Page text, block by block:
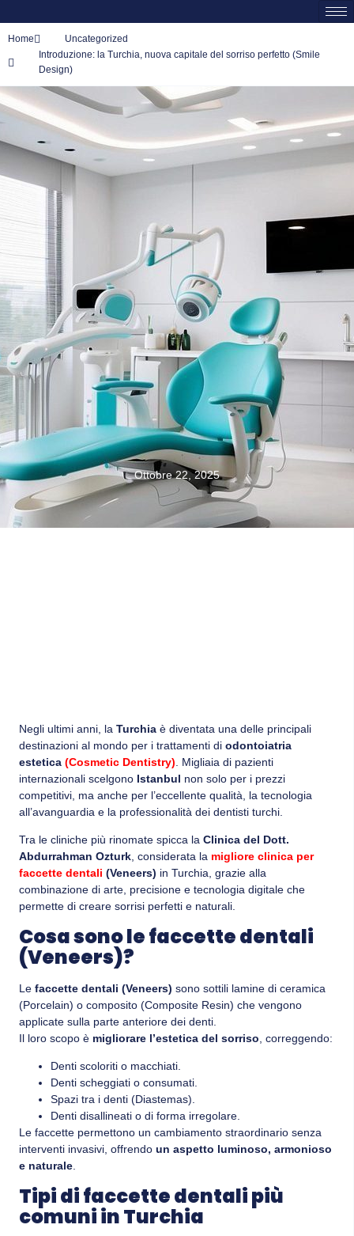
Home
Uncategorized
Introduzione: la Turchia, nuova capitale del sorriso perfetto (Smile
Design)
Ottobre 22, 2025
Negli ultimi anni, la Turchia è diventata una delle principali
destinazioni al mondo per i trattamenti di odontoiatria
estetica (Cosmetic Dentistry) . Migliaia di pazienti
internazionali scelgono Istanbul non solo per i prezzi
competitivi, ma anche per l’eccellente qualità, la tecnologia
all’avanguardia e la professionalità dei dentisti turchi.
Tra le cliniche più rinomate spicca la Clinica del Dott.
Abdurrahman Ozturk, considerata la migliore clinica per
faccette dentali (Veneers) in Turchia, grazie alla
combinazione di arte, precisione e tecnologia digitale che
permette di creare sorrisi perfetti e naturali.
Cosa sono le faccette dentali
(Veneers)?
Le faccette dentali (Veneers) sono sottili lamine di ceramica
(Porcelain) o composito (Composite Resin) che vengono
applicate sulla parte anteriore dei denti.
Il loro scopo è migliorare l’estetica del sorriso , correggendo:
Denti scoloriti o macchiati.
Denti scheggiati o consumati.
Spazi tra i denti (Diastemas).
Denti disallineati o di forma irregolare.
Le faccette permettono un cambiamento straordinario senza
interventi invasivi, offrendo un aspetto luminoso, armonioso
e naturale
Tipi di faccette dentali più
comuni in Turchia